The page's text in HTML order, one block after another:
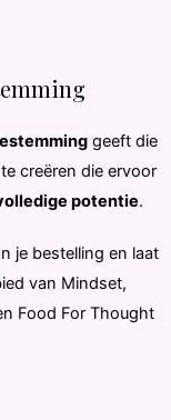
geeft die
te creëren die ervoor
potentie.
je bestelling en laat
van Mindset,
Food For Thought